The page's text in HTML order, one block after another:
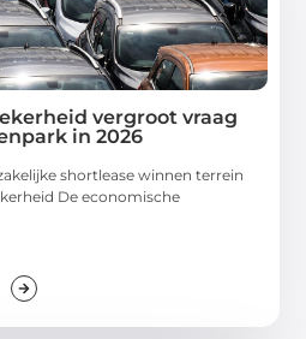
vergroot vraag
in 2026
shortlease winnen terrein
De economische